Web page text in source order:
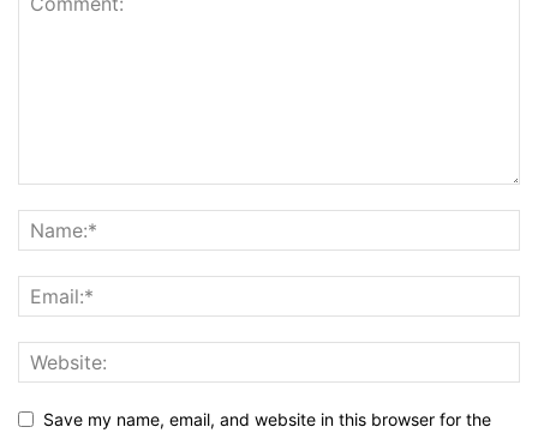
Save my name, email, and website in this browser for the